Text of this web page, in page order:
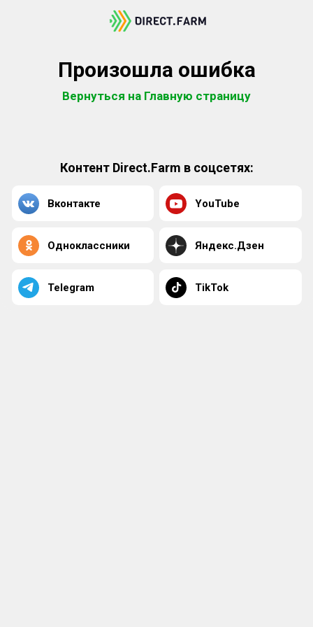
Произошла ошибка
Вернуться на Главную страницу
Контент Direct.Farm в соцсетях:
Вконтакте YouTube
Одноклассники Яндекс.Дзен
Telegram TikTok